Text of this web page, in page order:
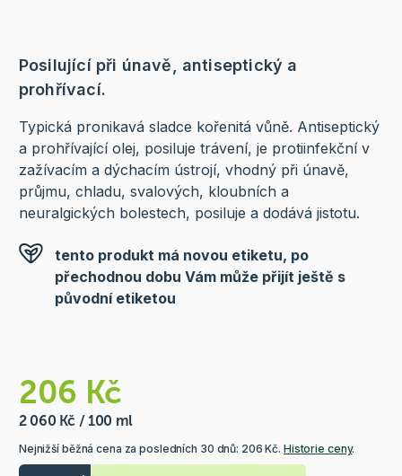
Posilující při únavě, antiseptický a
prohřívací.
Typická pronikavá sladce kořenitá vůně. Antiseptický
a prohřívající olej, posiluje trávení, je protiinfekční v
zažívacím a dýchacím ústrojí, vhodný při únavě,
průjmu, chladu, svalových, kloubních a
neuralgických bolestech, posiluje a dodává jistotu.
tento produkt má novou etiketu, po
přechodnou dobu Vám může přijít ještě s
původní etiketou
206 Kč
2 060 Kč / 100 ml
Nejnižší běžná cena za posledních 30 dnů: 206 Kč. Historie ceny.